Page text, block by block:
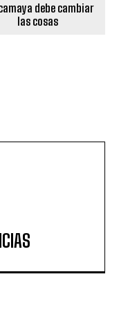
debe cambiar
las cosas